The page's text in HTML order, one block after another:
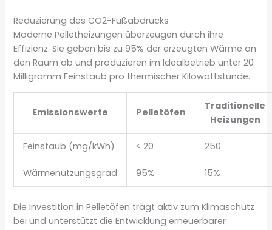
Reduzierung des CO2-Fußabdrucks
Moderne Pelletheizungen überzeugen durch ihre
Effizienz. Sie geben bis zu 95% der erzeugten Wärme an
den Raum ab und produzieren im Idealbetrieb unter 20
Milligramm Feinstaub pro thermischer Kilowattstunde.
Emissionswerte Pelletöfen
Traditionelle
Heizungen
Feinstaub (mg/kWh) < 20 250
Wärmenutzungsgrad 95% 15%
Die Investition in Pelletöfen trägt aktiv zum Klimaschutz
bei und unterstützt die Entwicklung erneuerbarer